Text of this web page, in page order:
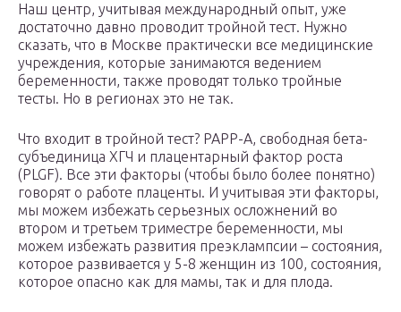
Наш центр, учитывая международный опыт, уже
достаточно давно проводит тройной тест. Нужно
сказать, что в Москве практически все медицинские
учреждения, которые занимаются ведением
беременности, также проводят только тройные
тесты. Но в регионах это не так.
Что входит в тройной тест? PAPP-A, свободная бета-
субъединица ХГЧ и плацентарный фактор роста
(PLGF). Все эти факторы (чтобы было более понятно)
говорят о работе плаценты. И учитывая эти факторы,
мы можем избежать серьезных осложнений во
втором и третьем триместре беременности, мы
можем избежать развития преэклампсии – состояния,
которое развивается у 5-8 женщин из 100, состояния,
которое опасно как для мамы, так и для плода.